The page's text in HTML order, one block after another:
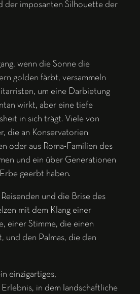
der imposanten Silhouette der
wenn die Sonne die
golden färbt, versammeln
um eine Darbietung
wirkt, aber eine tiefe
in sich trägt. Viele von
die an Konservatorien
oder aus Roma-Familien des
und ein über Generationen
geerbt haben.
und die Brise des
mit dem Klang einer
einer Stimme, die einen
und den Palmas, die den
einzigartiges,
in dem landschaftliche